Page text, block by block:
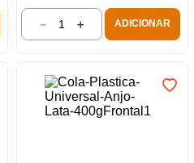
＋
－ ADICIONAR